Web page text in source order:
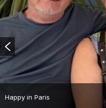
Happy in Paris